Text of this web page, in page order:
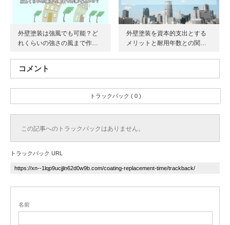
外壁塗装は強風でも可能？ど
れくらいの強さの風まで作…
外壁塗装を資本的支出とする
メリットと耐用年数との関…
コメント
トラックバック ( 0 )
この記事へのトラックバックはありません。
トラックバック URL
名前